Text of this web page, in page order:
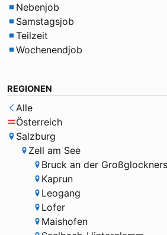
Nebenjob
Samstagsjob
Teilzeit
Wochenendjob
REGIONEN
Alle
Österreich
Salzburg
Zell am See
Bruck an der
Kaprun
Leogang
Lofer
Maishofen